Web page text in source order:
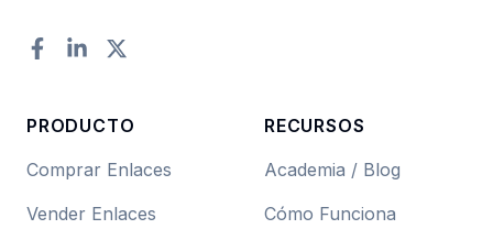
Facebook
LinkedInTwitter
PRODUCTO
Comprar Enlaces
Vender Enlaces
RECURSOS
Academia / Blog
Cómo Funciona